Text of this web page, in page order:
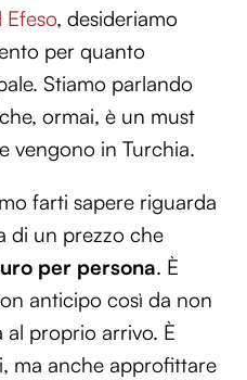
Efeso, desideriamo
per quanto
Stiamo parlando
ormai, è un must
vengono in Turchia.
farti sapere riguarda
di un prezzo che
per persona. È
anticipo così da non
proprio arrivo. È
ma anche approfittare